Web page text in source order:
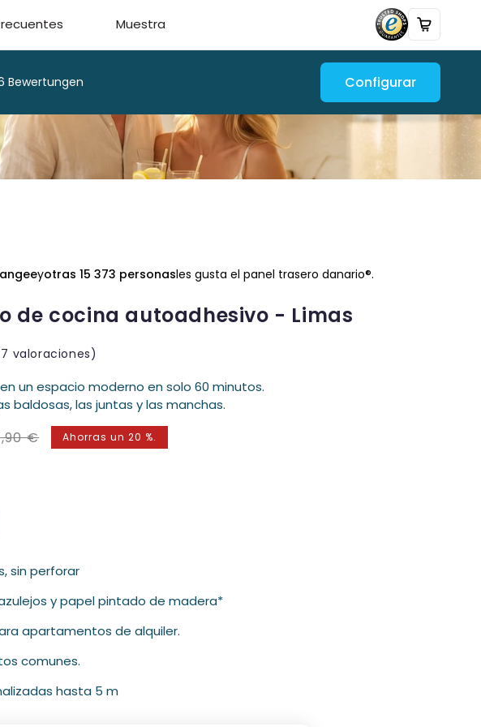
Muestra
Bewertungen Configurar
yotras 15 373 personasles gusta el panel trasero danario®.
de cocina autoadhesivo - Limas
valoraciones)
un espacio moderno en solo 60 minutos.
baldosas, las juntas y las manchas.
€ Ahorras un 20 %.
sin perforar
y papel pintado de madera*
apartamentos de alquiler.
comunes.
hasta 5 m